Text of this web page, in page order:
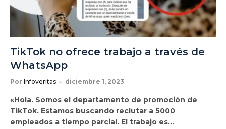
TikTok no ofrece trabajo a través de
WhatsApp
Por Infoveritas diciembre 1, 2023
«Hola. Somos el departamento de promoción de
TikTok. Estamos buscando reclutar a 5000
empleados a tiempo parcial. El trabajo es…